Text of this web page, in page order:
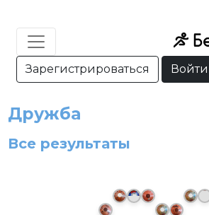
Зарегистрироваться Войти
Дружба
Все результаты